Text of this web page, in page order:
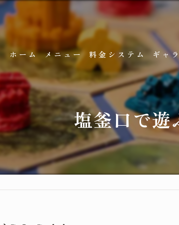
ホーム メニュー 料金システム ギャ
塩釜口で